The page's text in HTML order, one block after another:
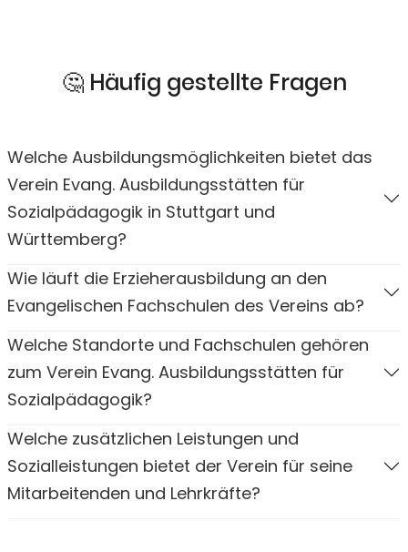
🤔 Häufig gestellte Fragen
Welche Ausbildungsmöglichkeiten bietet das
Verein Evang. Ausbildungsstätten für
Sozialpädagogik in Stuttgart und
Württemberg?
Wie läuft die Erzieherausbildung an den
Evangelischen Fachschulen des Vereins ab?
Welche Standorte und Fachschulen gehören
zum Verein Evang. Ausbildungsstätten für
Sozialpädagogik?
Welche zusätzlichen Leistungen und
Sozialleistungen bietet der Verein für seine
Mitarbeitenden und Lehrkräfte?